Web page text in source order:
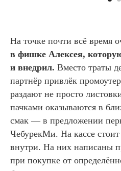
На точке почти всё время
в фишке Алексея,
и внедрил. Вместо траты
партнёр привлёк
раздают не просто
пачками оказываются в
смак — в предложении
ЧебурекМи. На кассе
внутри. На них написаны
при покупке от